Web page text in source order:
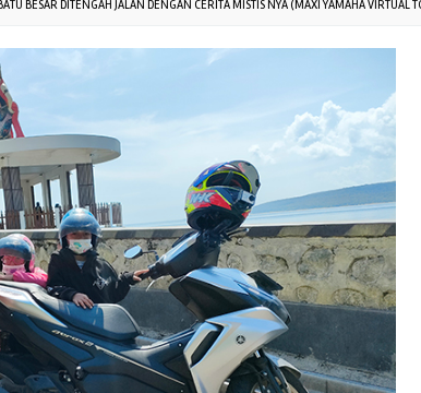
BESAR DITENGAH JALAN DENGAN CERITA MISTIS NYA (MAXI YAMAHA VIRTUAL